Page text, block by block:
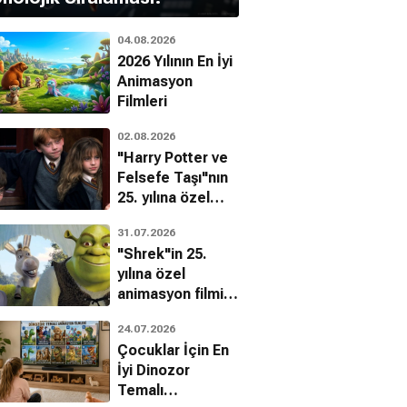
04.08.2026
2026 Yılının En İyi
Animasyon
Filmleri
02.08.2026
"Harry Potter ve
Felsefe Taşı"nın
25. yılına özel
bilinmeyenleri!
31.07.2026
"Shrek"in 25.
yılına özel
animasyon filmin
24.07.2026
Çocuklar İçin En
İyi Dinozor
Temalı